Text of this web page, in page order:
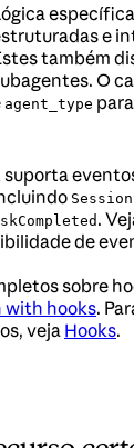
e
também
O
agent_type
suporta
.
de
sobre
with hooks.
veja Hooks.